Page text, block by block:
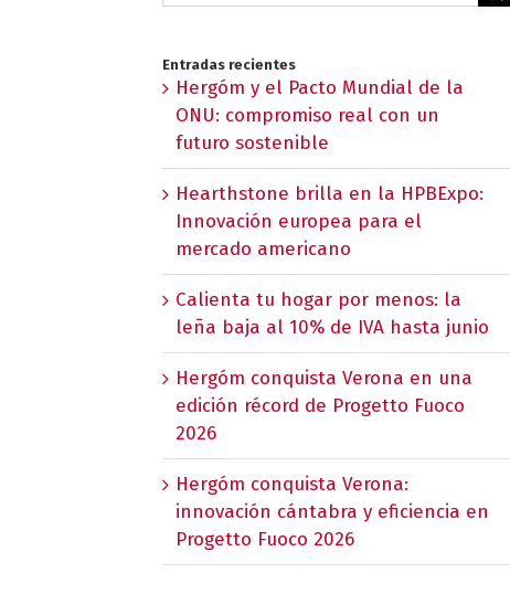
Entradas recientes
Hergóm y el Pacto Mundial de la
ONU: compromiso real con un
futuro sostenible
Hearthstone brilla en la HPBExpo:
Innovación europea para el
mercado americano
Calienta tu hogar por menos: la
leña baja al 10% de IVA hasta junio
Hergóm conquista Verona en una
edición récord de Progetto Fuoco
2026
Hergóm conquista Verona:
innovación cántabra y eficiencia en
Progetto Fuoco 2026